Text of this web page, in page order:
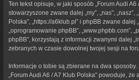
Ten tekst opisuje, w jaki sposób „Forum Audi A6
stowarzyszone zwane dalej „my”, „nas”, „nasz”,
Polska”, „https://a6klub.pl” i phpBB zwane dalej
„oprogramowanie phpBB”, „www.phpbb.com”,
phpBB”, korzystają z informacji zwanymi dalej
zebranych w czasie dowolnej twojej sesji na
Informacje o tobie są zbierane na dwa
„Forum Audi A6 / A7 Klub Polska” powoduje,